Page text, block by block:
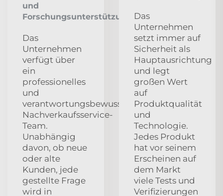
und
Forschungsunterstützung
Das
Unternehmen
verfügt über
ein
professionelles
und
verantwortungsbewusstes
Nachverkaufsservice-
Team.
Unabhängig
davon, ob neue
oder alte
Kunden, jede
gestellte Frage
wird in
Das
Unternehmen
setzt immer auf
Sicherheit als
Hauptausrichtung
und legt
großen Wert
auf
Produktqualität
und
Technologie.
Jedes Produkt
hat vor seinem
Erscheinen auf
dem Markt
viele Tests und
Verifizierungen